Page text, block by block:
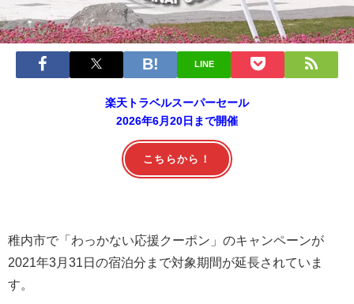
LINE
楽天トラベルスーパーセール
2026年6月20日まで開催
こちらから！
稚内市で「わっかない応援クーポン」のキャンペーンが
2021年3月31日の宿泊分まで対象期間が延長されていま
す。